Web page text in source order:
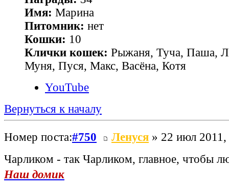
Имя: Марина
Питомник: нет
Кошки: 10
Клички кошек: Рыжаня, Туча, Паша,
Муня, Пуся, Макс, Васёна, Котя
YouTube
Вернуться к началу
Номер поста:#750 Ленуся » 22 июл
Чарликом - так Чарликом, главное, чтобы
Наш домик